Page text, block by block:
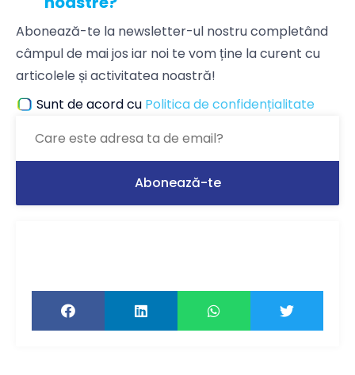
Abonează-te la newsletter-ul nostru completând
câmpul de mai jos iar noi te vom ține la curent cu
articolele și activitatea noastră!
Sunt de acord cu Politica de confidențialitate